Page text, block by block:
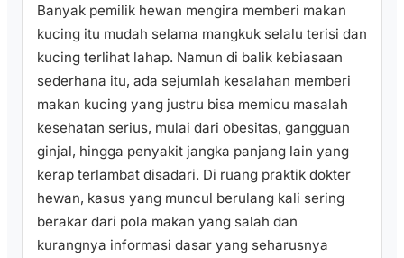
Banyak pemilik hewan mengira memberi makan
kucing itu mudah selama mangkuk selalu terisi dan
kucing terlihat lahap. Namun di balik kebiasaan
sederhana itu, ada sejumlah kesalahan memberi
makan kucing yang justru bisa memicu masalah
kesehatan serius, mulai dari obesitas, gangguan
ginjal, hingga penyakit jangka panjang lain yang
kerap terlambat disadari. Di ruang praktik dokter
hewan, kasus yang muncul berulang kali sering
berakar dari pola makan yang salah dan
kurangnya informasi dasar yang seharusnya